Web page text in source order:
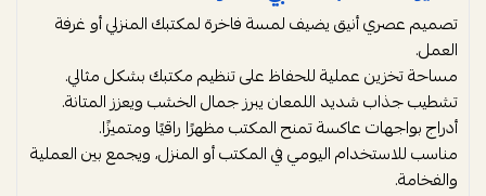
تصميم عصري أنيق يضيف لمسة فاخرة لمكتبك المنزلي أو غرفة
العمل.
مساحة تخزين عملية للحفاظ على تنظيم مكتبك بشكل مثالي.
تشطيب جذاب شديد اللمعان يبرز جمال الخشب ويعزز المتانة.
أدراج بواجهات عاكسة تمنح المكتب مظهرًا راقيًا ومتميزًا.
مناسب للاستخدام اليومي في المكتب أو المنزل، ويجمع بين العملية
والفخامة.